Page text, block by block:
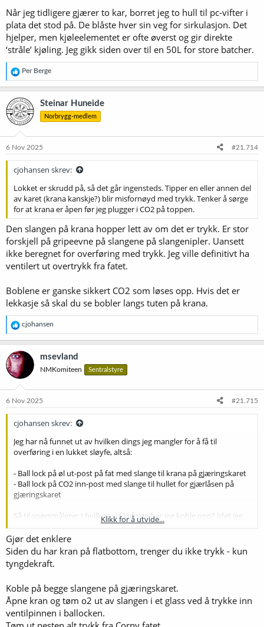
Når jeg tidligere gjærer to kar, borret jeg to hull til pc-vifter i
plata det stod på. De blåste hver sin veg for sirkulasjon. Det
hjelper, men kjøleelementet er ofte øverst og gir direkte
‘stråle’ kjøling. Jeg gikk siden over til en 50L for store batcher.
R
e
a
k
s
j
o
e
Per Berge
Steinar Huneide
Norbrygg-medlem
6 Nov 2025 #21.714
cjohansen skrev:
Lokket er skrudd på, så det går ingensteds. Tipper en eller annen del
av karet (krana kanskje?) blir misfornøyd med trykk. Tenker å sørge
for at krana er åpen før jeg plugger i CO2 på toppen.
Den slangen på krana hopper lett av om det er trykk. Er stor
forskjell på gripeevne på slangene på slangenipler. Uansett
ikke beregnet for overføring med trykk. Jeg ville definitivt ha
ventilert ut overtrykk fra fatet.
Boblene er ganske sikkert CO2 som løses opp. Hvis det er
lekkasje så skal du se bobler langs tuten på krana.
R
e
a
k
s
j
o
e
cjohansen
msevland
NMKomiteen Sentralstyre
6 Nov 2025 #21.715
cjohansen skrev:
Jeg har nå funnet ut av hvilken dings jeg mangler for å få til
overføring i en lukket sløyfe, altså:
- Ball lock på øl ut-post på fat med slange til krana på gjæringskaret
- Ball lock på CO2 inn-post med slange til hullet for gjærlåsen på
gjæringskaret
Så til spørsmålene: I hvilken rekkefølge bør jeg koble opp? Idet jeg
klikker på CO2-posten så begynner fatet å lekke CO2. Så jeg innbiller
meg at det bør foregå sånn:
1. Koble slange på gjæringskar
2. Dytt på ball lock til slangen er fylt med øl
4. Sett slange i gjærlås-hull
5. Klikk slange på CO2 inn
Nå skal i teorien "ølet flyte", men om ikke kan jeg hjelpe det igang
Klikk for å utvide...
Gjør det enklere
Siden du har kran på flatbottom, trenger du ikke trykk - kun
tyngdekraft.
Koble på begge slangene på gjæringskaret.
Åpne kran og tøm o2 ut av slangen i et glass ved å trykke inn
ventilpinnen i ballocken.